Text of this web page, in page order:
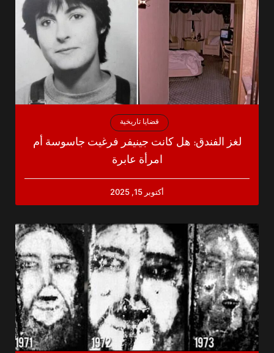
قضايا تاريخية
لغز الفندق: هل كانت جينيفر فرغيت جاسوسة أم
امرأة عابرة
أكتوبر 15, 2025